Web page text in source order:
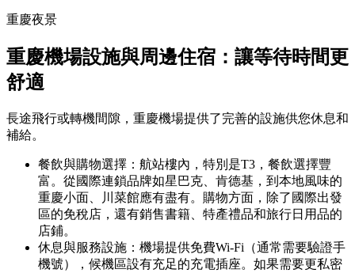
重慶夜景
重慶機場設施與周邊住宿：讓等待時間更
舒適
長途飛行或轉機間隙，重慶機場提供了完善的設施供您休息和
補給。
餐飲與購物選擇：航站樓內，特別是T3，餐飲選擇豐
富。從國際連鎖品牌如星巴克、肯德基，到本地風味的
重慶小面、川菜館應有盡有。購物方面，除了國際出發
區的免稅店，還有銷售書籍、特產禮品和旅行日用品的
店鋪。
休息與服務設施：機場提供免費Wi-Fi（通常需要驗證手
機號），候機區設有充足的充電插座。如果需要更私密